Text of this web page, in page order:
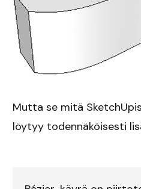
Mutta se mitä
löytyy todennäköisesti